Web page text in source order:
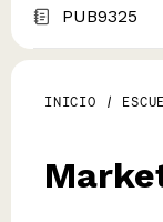
PUB9325
INICIO /